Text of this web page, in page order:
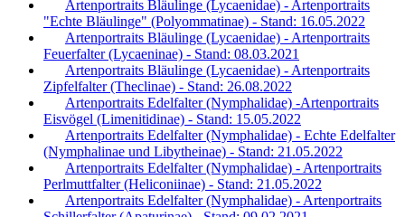
Artenportraits Bläulinge (Lycaenidae) - Artenportraits
"Echte Bläulinge" (Polyommatinae) - Stand: 16.05.2022
Artenportraits Bläulinge (Lycaenidae) - Artenportraits
Feuerfalter (Lycaeninae) - Stand: 08.03.2021
Artenportraits Bläulinge (Lycaenidae) - Artenportraits
Zipfelfalter (Theclinae) - Stand: 26.08.2022
Artenportraits Edelfalter (Nymphalidae) -Artenportraits
Eisvögel (Limenitidinae) - Stand: 15.05.2022
Artenportraits Edelfalter (Nymphalidae) - Echte Edelfalter
(Nymphalinae und Libytheinae) - Stand: 21.05.2022
Artenportraits Edelfalter (Nymphalidae) - Artenportraits
Perlmuttfalter (Heliconiinae) - Stand: 21.05.2022
Artenportraits Edelfalter (Nymphalidae) - Artenportraits